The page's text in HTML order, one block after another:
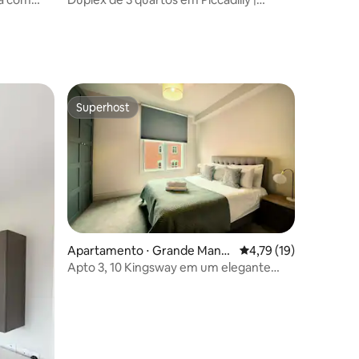
Superhost
Superhost
Apartamento ⋅ Grande Manc
hester
4,79 de uma
4,79 (19)
Apto 3, 10 Kingsway em um elegante